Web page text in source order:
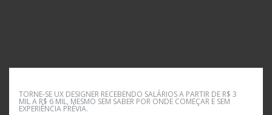
TORNE-SE UX DESIGNER RECEBENDO SALÁRIOS A PARTIR DE R$ 3
MIL A R$ 6 MIL, MESMO SEM SABER POR ONDE COMEÇAR E SEM
EXPERIÊNCIA PRÉVIA.